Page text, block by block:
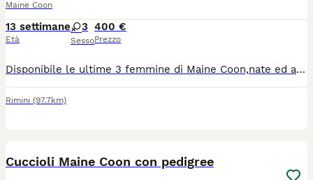
Maine Coon
13 settimane
Età
3
Sesso
400 €
Prezzo
Disponibile le ultime 3 femmine di Maine Coon,nate ed allevate in famiglia,seguite fin dalla nascita con tanto amore e dedizione,svezzate con alimenti di alta qualità,per maggiori informazioni/foto/video contattatemi tramite WhatsApp al 3889944741
Rimini (97.7km)
Cuccioli Maine Coon con pedigree